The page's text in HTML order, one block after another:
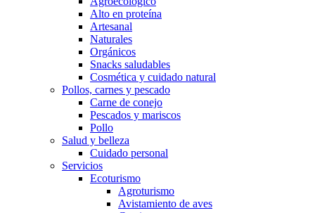
Alto en proteína
Artesanal
Naturales
Orgánicos
Snacks saludables
Cosmética y cuidado natural
Pollos, carnes y pescado
Carne de conejo
Pescados y mariscos
Pollo
Salud y belleza
Cuidado personal
Servicios
Ecoturismo
Agroturismo
Avistamiento de aves